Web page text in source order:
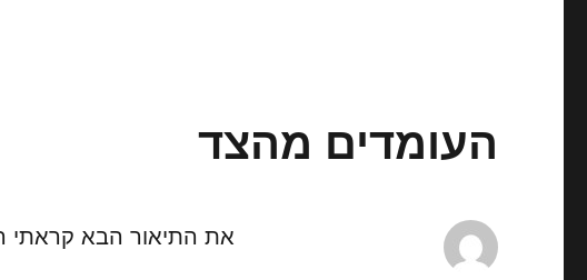
העומדים מהצד
את התיאור הבא קראתי